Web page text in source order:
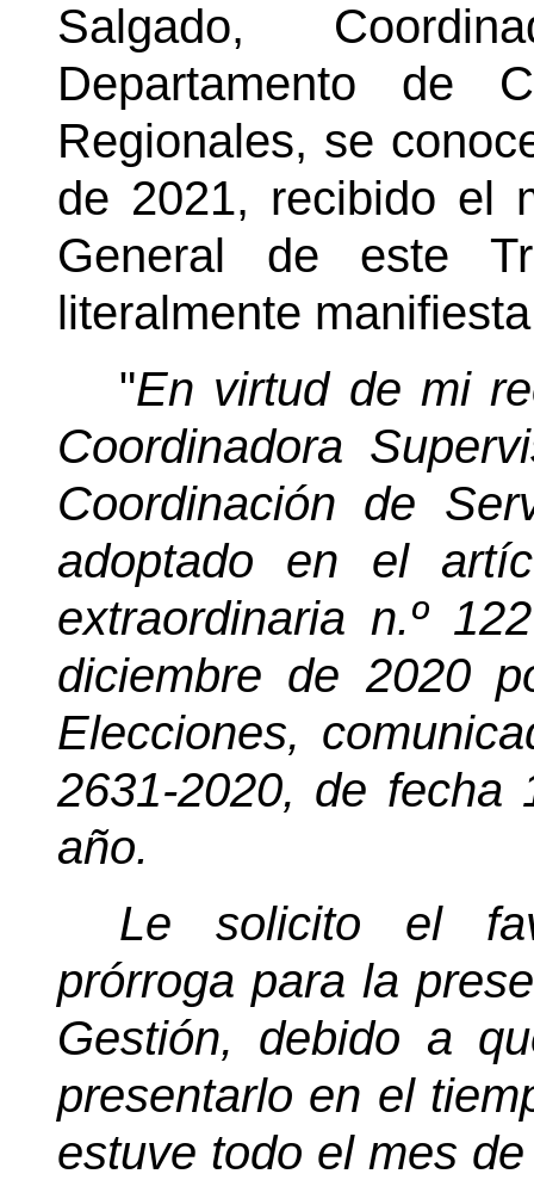
Salgado,
Departamento de
Regionales, se
de 2021, recibido el
General de este
literalmente
"En virtud de mi
Coordinadora
Coordinación de
adoptado en el
extraordinaria n.º
diciembre de 2020
Elecciones,
2631-2020, de fecha
año.
Le solicito el
prórroga para la
Gestión, debido a
presentarlo en el
estuve todo el mes